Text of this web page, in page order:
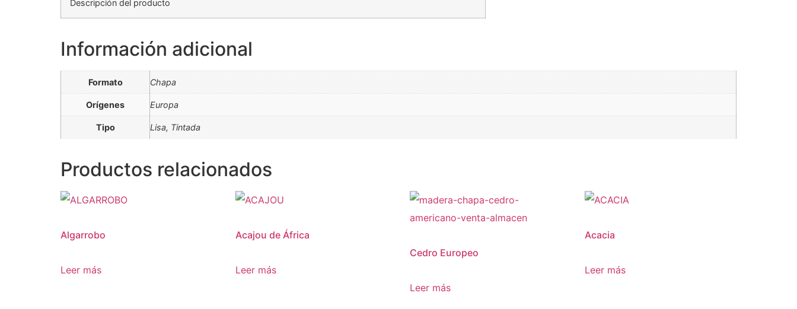
Descripción del producto
Información adicional
Formato Chapa
Orígenes Europa
Tipo Lisa, Tintada
Productos relacionados
Algarrobo
Leer más
Acajou de África
Leer más
Cedro Europeo
Leer más
Acacia
Leer más